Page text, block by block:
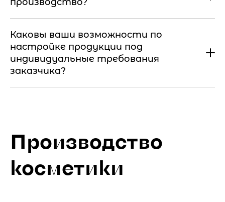
Каковы ваши возможности по
настройке продукции под
индивидуальные требования
заказчика?
Производство
косметики